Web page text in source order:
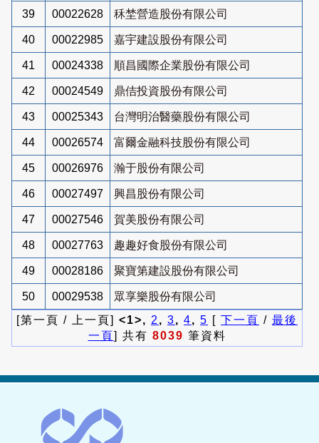
39 00022628 秝埜營造股份有限公司
40 00022985 嘉宇建設股份有限公司
41 00024338 順昌國際企業股份有限公司
42 00024549 鼎佶投資股份有限公司
43 00025343 台灣明治醫藥股份有限公司
44 00026574 富爾金融科技股份有限公司
45 00026976 瀚于股份有限公司
46 00027497 興昌股份有限公司
47 00027546 賀美股份有限公司
48 00027763 趣趣好食股份有限公司
49 00028186 聚寶第建設股份有限公司
50 00029538
眾享樂股份有限公司
[第一頁 / 上一頁] <1>, 2 , 3, 4, 5 [ 下一頁 / 最後
一頁] 共有 8039 筆資料